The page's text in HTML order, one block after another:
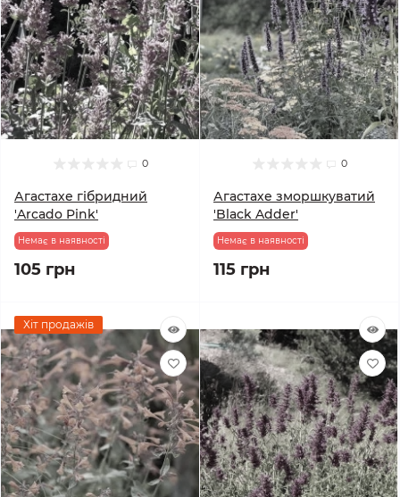
0
Агастахе гібридний
'Arcado Pink'
Немає в наявності
105 грн
0
Агастахе зморшкуватий
'Black Adder'
Немає в наявності
115 грн
Хіт продажів